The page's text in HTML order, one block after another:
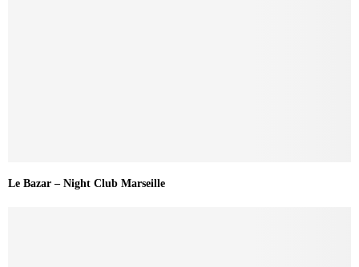
Le Bazar – Night Club Marseille